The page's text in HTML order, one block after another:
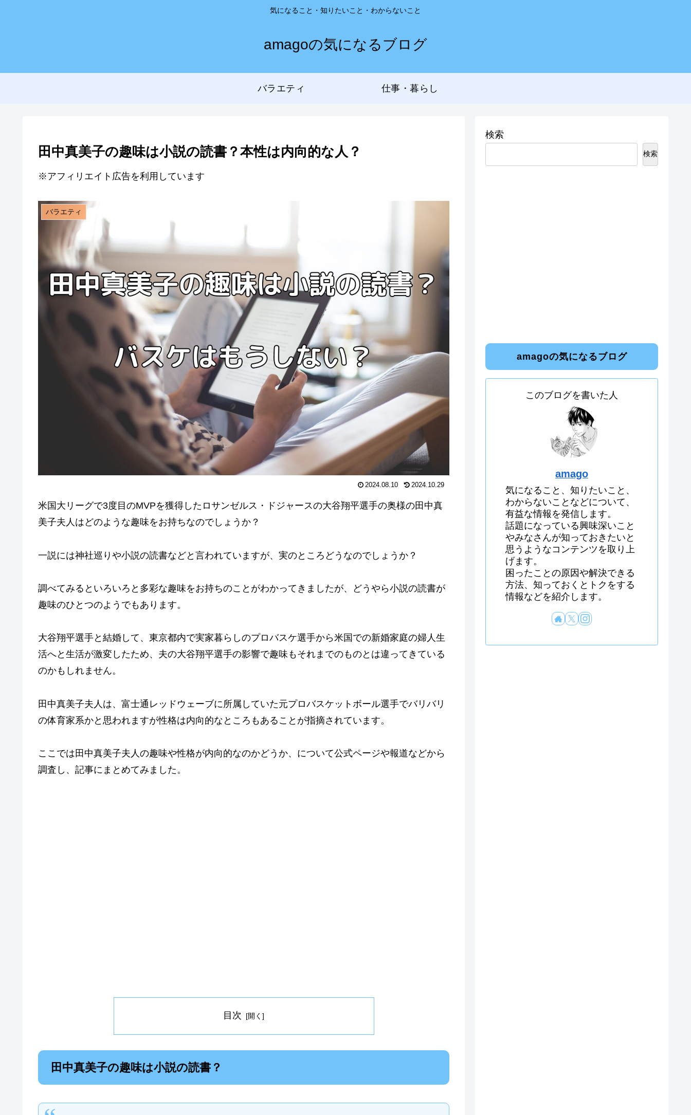
気になること・知りたいこと・わからないこと
amagoの気になるブログ
バラエティ 仕事・暮らし
田中真美子の趣味は小説の読書？本性は内向的な人？
※アフィリエイト広告を利用しています
バラエティ
2024.08.10 2024.10.29
米国大リーグで3度目のMVPを獲得したロサンゼルス・ドジャースの大谷翔平選手の奥様の田中真
美子夫人はどのような趣味をお持ちなのでしょうか？
一説には神社巡りや小説の読書などと言われていますが、実のところどうなのでしょうか？
調べてみるといろいろと多彩な趣味をお持ちのことがわかってきましたが、どうやら小説の読書が
趣味のひとつのようでもあります。
大谷翔平選手と結婚して、東京都内で実家暮らしのプロバスケ選手から米国での新婚家庭の婦人生
活へと生活が激変したため、夫の大谷翔平選手の影響で趣味もそれまでのものとは違ってきている
のかもしれません。
田中真美子夫人は、富士通レッドウェーブに所属していた元プロバスケットボール選手でバリバリ
の体育家系かと思われますが性格は内向的なところもあることが指摘されています。
ここでは田中真美子夫人の趣味や性格が内向的なのかどうか、について公式ページや報道などから
調査し、記事にまとめてみました。
目次
田中真美子の趣味は小説の読書？
検索
検索
amagoの気になるブログ
このブログを書いた人
amago
気になること、知りたいこと、
わからないことなどについて、
有益な情報を発信します。
話題になっている興味深いこと
やみなさんが知っておきたいと
思うようなコンテンツを取り上
げます。
困ったことの原因や解決できる
方法、知っておくとトクをする
情報などを紹介します。